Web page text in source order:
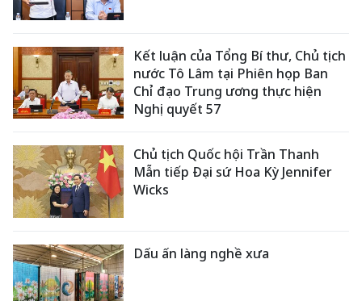
Kết luận của Tổng Bí thư, Chủ tịch
nước Tô Lâm tại Phiên họp Ban
Chỉ đạo Trung ương thực hiện
Nghị quyết 57
Chủ tịch Quốc hội Trần Thanh
Mẫn tiếp Đại sứ Hoa Kỳ Jennifer
Wicks
Dấu ấn làng nghề xưa